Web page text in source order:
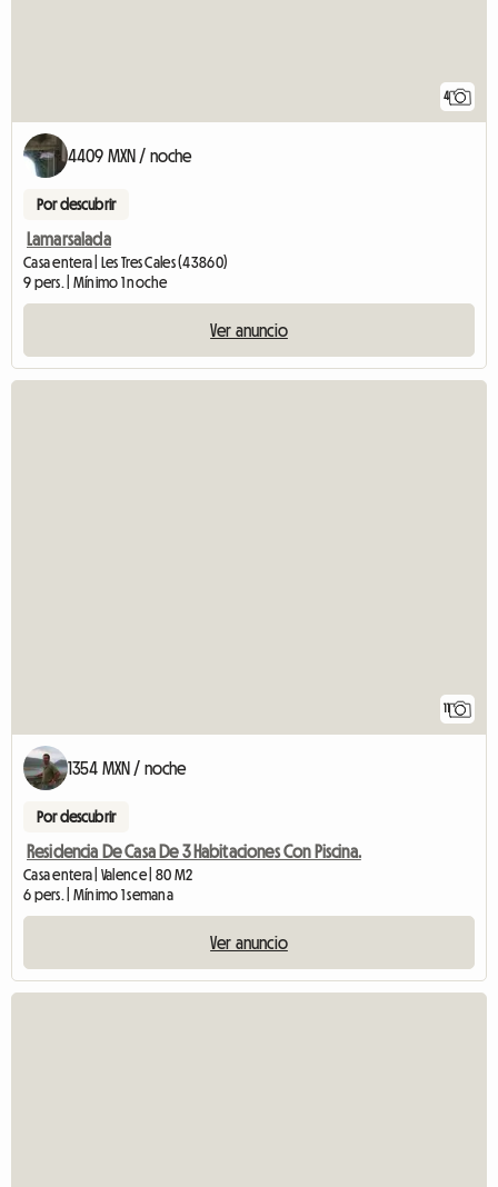
4
4409 MXN / noche
Por descubrir
Lamarsalada
Casa entera | Les Tres Cales (43860)
9 pers. | Mínimo 1 noche
Ver anuncio
11
1354 MXN / noche
Por descubrir
Residencia De Casa De 3 Habitaciones Con Piscina.
Casa entera | Valence | 80 M2
6 pers. | Mínimo 1 semana
Ver anuncio